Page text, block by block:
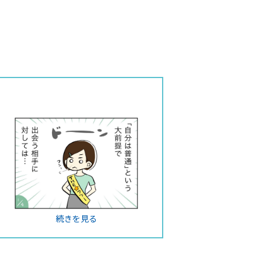
続きを見る